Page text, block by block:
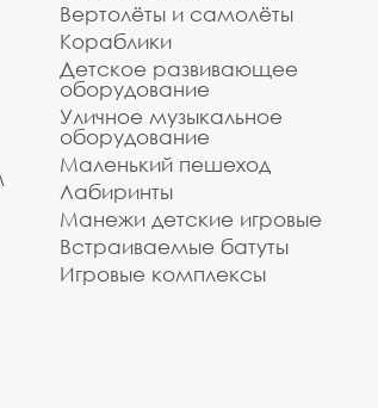
Вертолёты и самолёты
Кораблики
Детское развивающее
оборудование
Уличное музыкальное
оборудование
Маленький пешеход
Лабиринты
Манежи детские игровые
Встраиваемые батуты
Игровые комплексы